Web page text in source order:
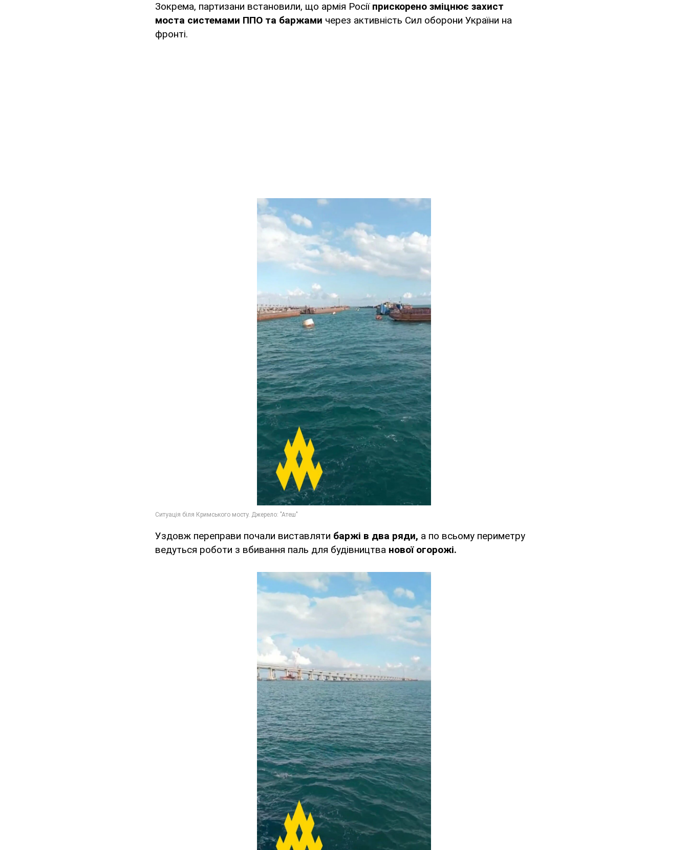
Зокрема, партизани встановили, що армія Росії прискорено зміцнює захист
моста системами ППО та баржами через активність Сил оборони України на
фронті.
Уздовж переправи почали виставляти баржі в два ряди, а по всьому периметру
ведуться роботи з вбивання паль для будівництва нової огорожі.